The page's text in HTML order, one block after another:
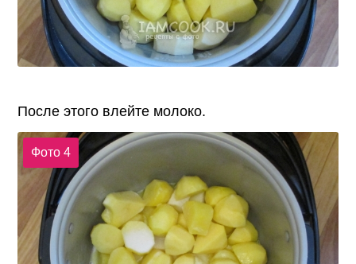
После этого влейте молоко.
Фото 4